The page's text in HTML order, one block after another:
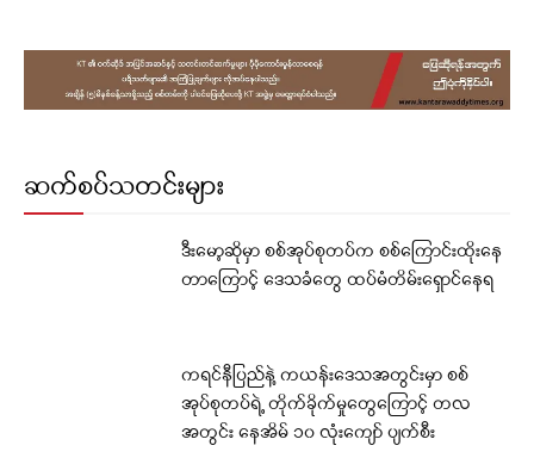
ဆက်စပ်သတင်းများ
ဒီးမော့ဆိုမှာ စစ်အုပ်စုတပ်က စစ်ကြောင်းထိုးနေ
တာကြောင့် ဒေသခံတွေ ထပ်မံတိမ်းရှောင်နေရ
ကရင်နီပြည်နဲ့ ကယန်းဒေသအတွင်းမှာ စစ်
အုပ်စုတပ်ရဲ့ တိုက်ခိုက်မှုတွေကြောင့် တလ
အတွင်း နေအိမ် ၁၀ လုံးကျော် ပျက်စီး